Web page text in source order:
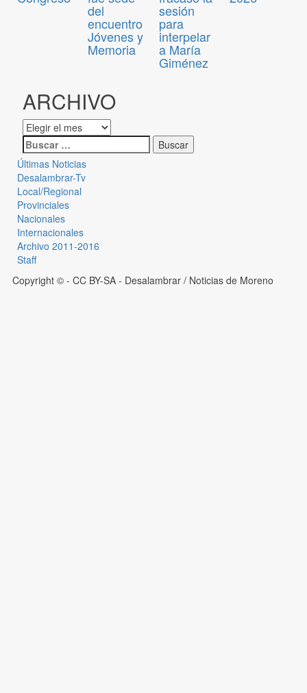
del
encuentro
Jóvenes y
Memoria
sesión
para
interpelar
a María
Giménez
ARCHIVO
Últimas Noticias
Desalambrar-Tv
Local/Regional
Provinciales
Nacionales
Internacionales
Archivo 2011-2016
Staff
Copyright © - CC BY-SA - Desalambrar / Noticias de Moreno